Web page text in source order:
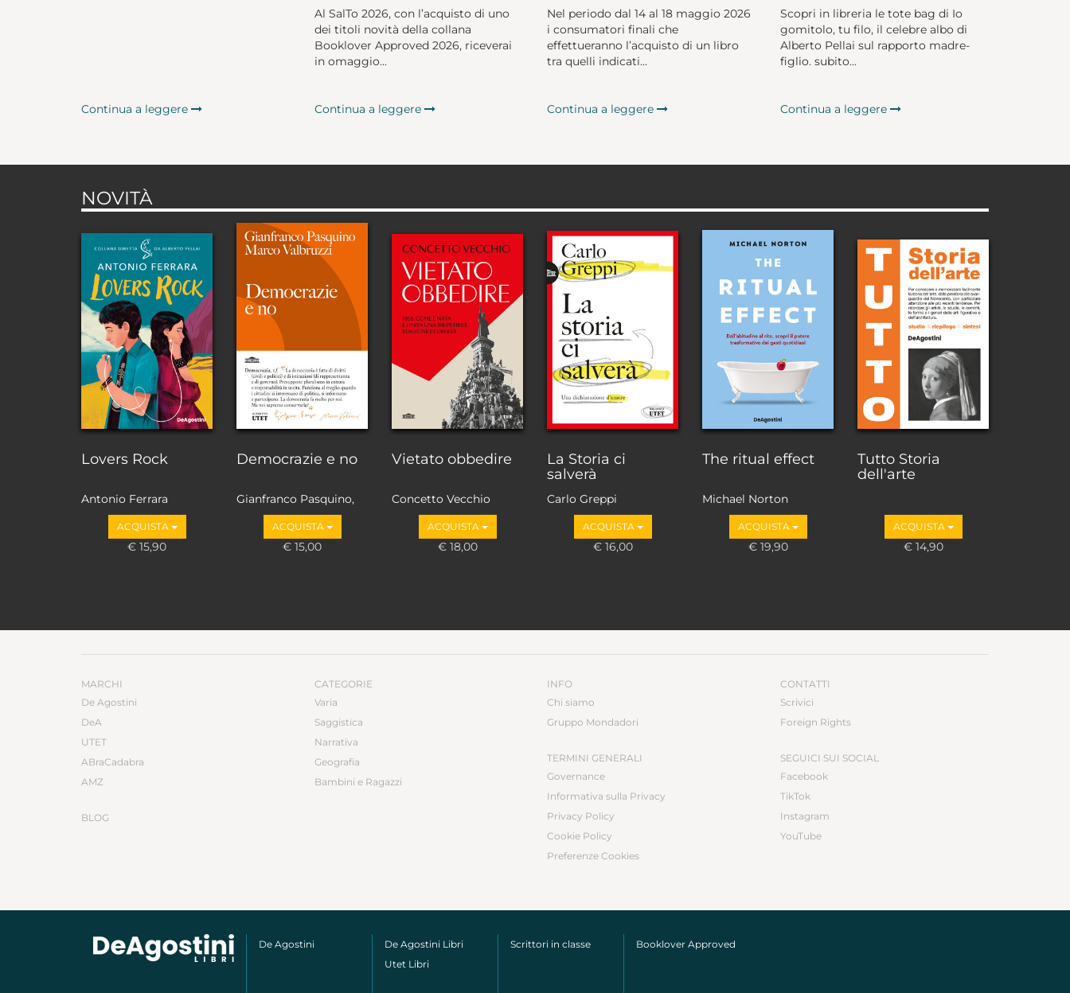
Continua a leggere
Al SalTo 2026, con l’acquisto di uno
dei titoli novità della collana
Booklover Approved 2026, riceverai
in omaggio...
Continua a leggere
Nel periodo dal 14 al 18 maggio 2026
i consumatori finali che
effettueranno l’acquisto di un libro
tra quelli indicati...
Continua a leggere
Scopri in libreria le tote bag di Io
gomitolo, tu filo, il celebre albo di
Alberto Pellai sul rapporto madre-
figlio. subito...
Continua a leggere
NOVITÀ
Lovers Rock
Antonio Ferrara
ACQUISTA
€ 15,90
Democrazie e no
Gianfranco Pasquino,
Marco Valbruzzi
ACQUISTA
€ 15,00
Vietato obbedire
Concetto Vecchio
ACQUISTA
€ 18,00
La Storia ci
salverà
Carlo Greppi
ACQUISTA
€ 16,00
The ritual effect
Michael Norton
ACQUISTA
€ 19,90
Tutto Storia
dell'arte
ACQUISTA
€ 14,90
MARCHI
De Agostini
DeA
UTET
ABraCadabra
AMZ
BLOG
CATEGORIE
Varia
Saggistica
Narrativa
Geografia
Bambini e Ragazzi
INFO
Chi siamo
Gruppo Mondadori
TERMINI GENERALI
Governance
Informativa sulla Privacy
Privacy Policy
Cookie Policy
Preferenze Cookies
CONTATTI
Scrivici
Foreign Rights
SEGUICI SUI SOCIAL
Facebook
TikTok
Instagram
YouTube
De Agostini
De Agostini Libri
Utet Libri
Scrittori in classe Booklover Approved